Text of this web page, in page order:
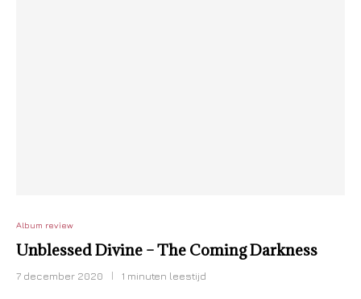
Album review
Unblessed Divine – The Coming Darkness
7 december 2020 1 minuten leestijd